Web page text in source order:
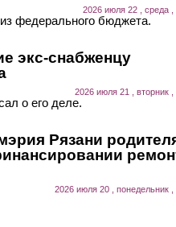
2026 июля 22 , среда ,
федерального бюджета.
экс-снабженцу
2026 июля 21 , вторник ,
о его деле.
Рязани
2026 июля 20 , понедельник ,